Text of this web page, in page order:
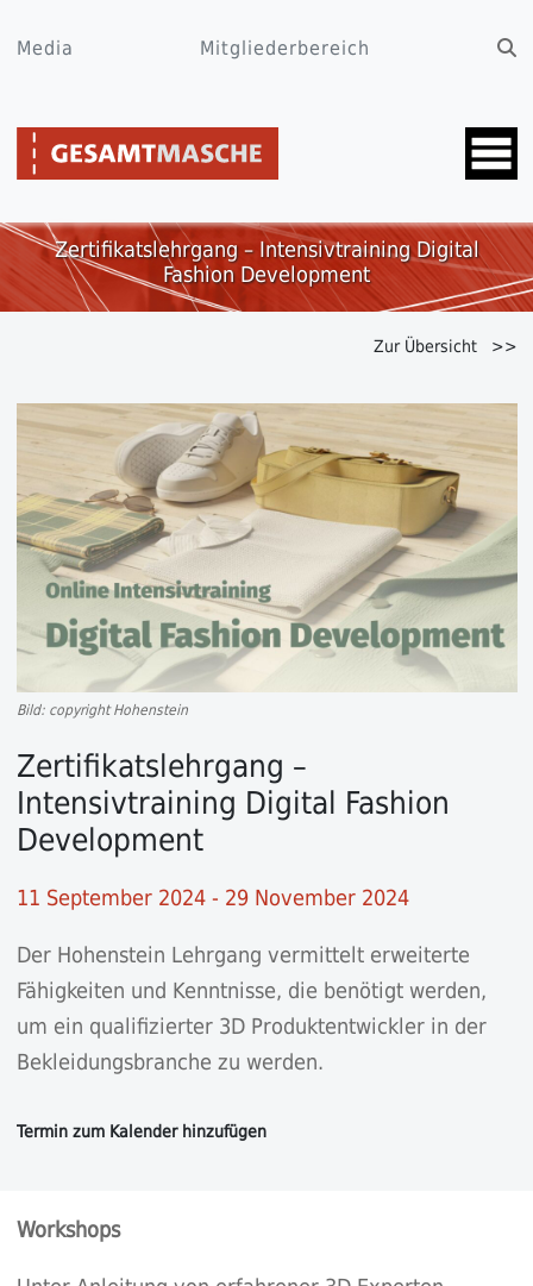
Media Mitgliederbereich
Zertifikatslehrgang – Intensivtraining Digital
Fashion Development
Zur Übersicht >>
Bild: copyright Hohenstein
Zertifikatslehrgang –
Intensivtraining Digital Fashion
Development
11 September 2024 - 29 November 2024
Der Hohenstein Lehrgang vermittelt erweiterte
Fähigkeiten und Kenntnisse, die benötigt werden,
um ein qualifizierter 3D Produktentwickler in der
Bekleidungsbranche zu werden.
Workshops